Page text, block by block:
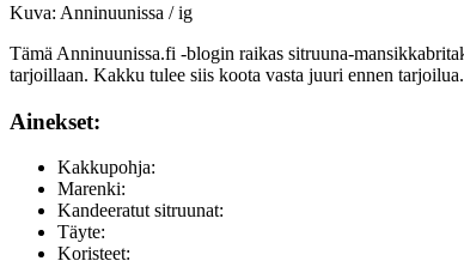
Kuva: Anninuunissa / ig
Tämä Anninuunissa.fi -blogin raikas sitruuna-
tarjoillaan. Kakku tulee siis koota vasta juuri ennen
Ainekset:
Kakkupohja:
Marenki:
Kandeeratut sitruunat:
Täyte:
Koristeet: